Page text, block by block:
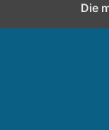
Die